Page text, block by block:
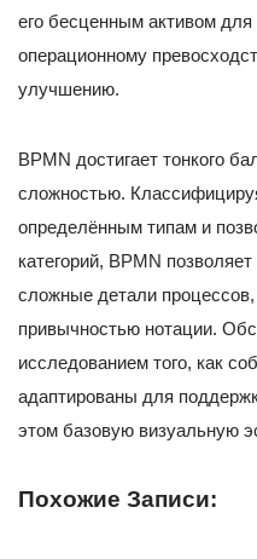
его бесценным активом
операционному
улучшению.
BPMN достигает тонкого
сложностью.
определённым типам и
категорий, BPMN
сложные детали
привычностью нотации.
исследованием того, как
адаптированы для
этом базовую визуальную
Похожие Записи: